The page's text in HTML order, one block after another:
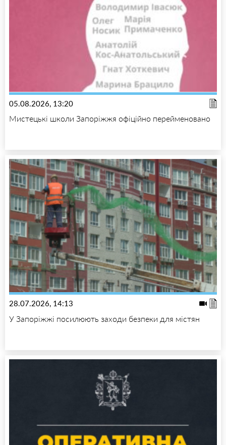
05.08.2026, 13:20
Мистецькі школи Запоріжжя офіційно перейменовано
28.07.2026, 14:13
У Запоріжжі посилюють заходи безпеки для містян